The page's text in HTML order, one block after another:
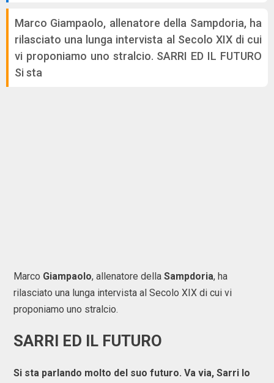
Marco Giampaolo, allenatore della Sampdoria, ha
rilasciato una lunga intervista al Secolo XIX di cui
vi proponiamo uno stralcio. SARRI ED IL FUTURO
Si sta
Marco Giampaolo, allenatore della Sampdoria, ha
rilasciato una lunga intervista al Secolo XIX di cui vi
proponiamo uno stralcio.
SARRI ED IL FUTURO
Si sta parlando molto del suo futuro. Va via, Sarri lo